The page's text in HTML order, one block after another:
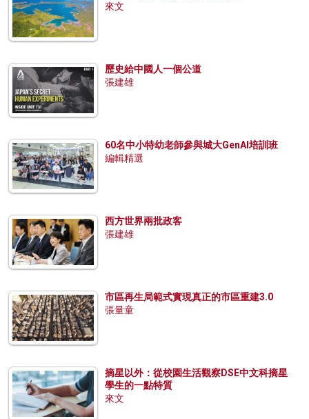
來文
歷史給中國人一個公道
張建雄
60名中小特幼老師參與城大GenAI培訓班
編輯精選
西方世界兩批政客
張建雄
市區再生局範式實現真正的市區重建3.0
張量童
摘星以外：從校園生活觀察DSE中文科摘星
學生的一點特質
來文